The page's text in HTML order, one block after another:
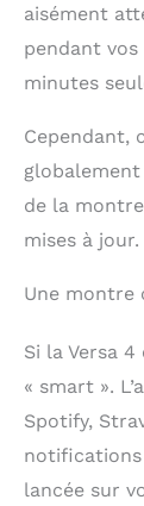
aisément
pendant
minutes
Cependant,
de la
mises à jour.
Une montre
Si la Versa
« smart ».
Spotify,
notifications
lancée sur